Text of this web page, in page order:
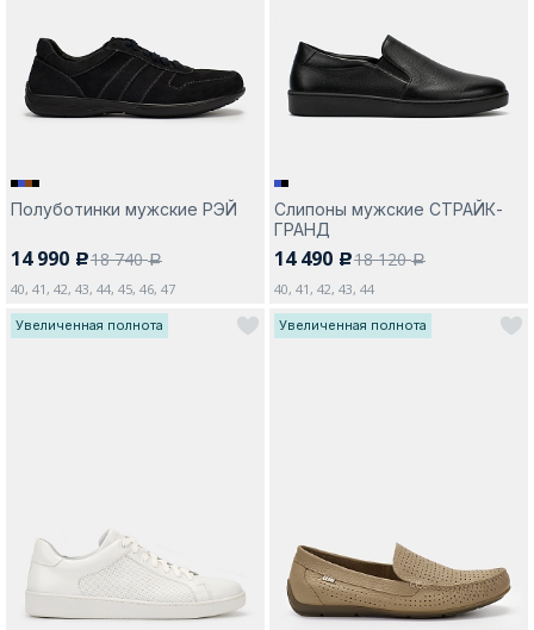
Полуботинки мужские РЭЙ
14 990 c18 740a
40, 41, 42, 43, 44, 45, 46, 47
Слипоны мужские СТРАЙК-
ГРАНД
14 490 c18 120a
40, 41, 42, 43, 44
Увеличенная полнота Увеличенная полнота